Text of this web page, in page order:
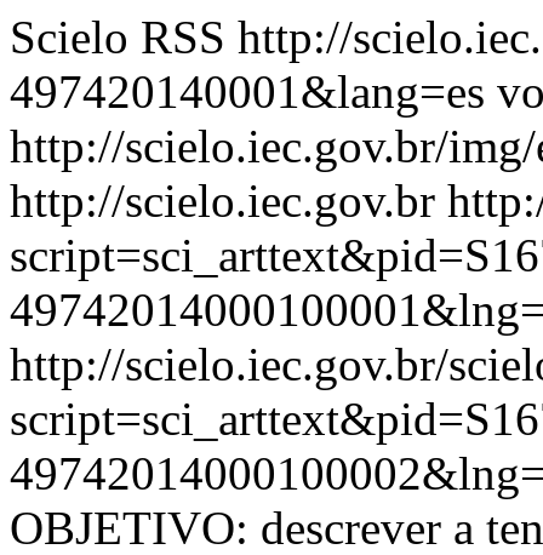
Scielo RSS http://
497420140001&lang=es
http://scielo.iec.gov.br/
http://scielo.iec.gov.br
http://scielo.iec.gov.br/
OBJETIVO: descrever a